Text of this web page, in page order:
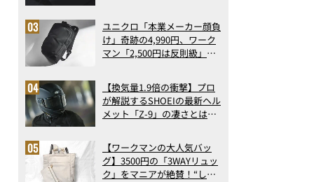
アの実力
ユニクロ「本業メーカー顔負
け」奇跡の4,990円、ワーク
マン「2,500円は反則級」凄
ト3】（2026年6月版）
【換気量1.9倍の衝撃】プロ
が解説するSHOEIの最新ヘル
メット「Z-9」の凄さとは？
ス【ワークマンの大人気バッ
グ】3500円の「3WAYリュッ
ク」をマニアが絶賛！“しご